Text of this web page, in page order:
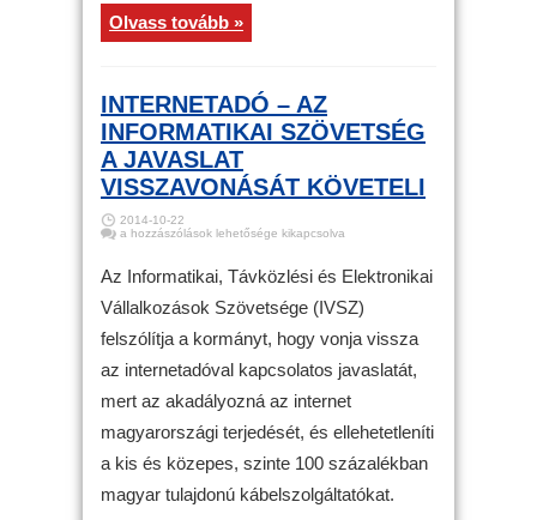
Olvass tovább »
INTERNETADÓ – AZ
INFORMATIKAI SZÖVETSÉG
A JAVASLAT
VISSZAVONÁSÁT KÖVETELI
2014-10-22
Internetadó
informatikai
szövetség
a
javaslat
követeli
bejegyzéshez
a hozzászólások lehetősége kikapcsolva
Az Informatikai, Távközlési és Elektronikai
Vállalkozások Szövetsége (IVSZ)
felszólítja a kormányt, hogy vonja vissza
az internetadóval kapcsolatos javaslatát,
mert az akadályozná az internet
magyarországi terjedését, és ellehetetleníti
a kis és közepes, szinte 100 százalékban
magyar tulajdonú kábelszolgáltatókat.